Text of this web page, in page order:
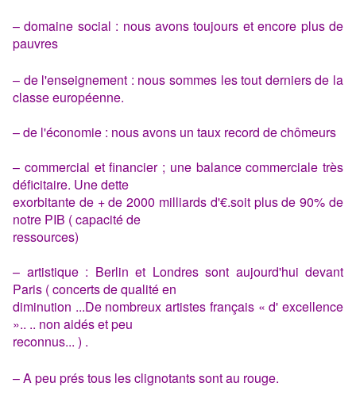
– domaine social : nous avons toujours et encore plus de
pauvres
– de l'enseignement : nous sommes les tout derniers de la
classe européenne.
– de l'économie : nous avons un taux record de chômeurs
– commercial et financier ; une balance commerciale très
déficitaire. Une dette
exorbitante de + de 2000 milliards d'€.soit plus de 90% de
notre PIB ( capacité de
ressources)
– artistique : Berlin et Londres sont aujourd'hui devant
Paris ( concerts de qualité en
diminution ...De nombreux artistes français « d' excellence
».. .. non aidés et peu
reconnus... ) .
– A peu prés tous les clignotants sont au rouge.